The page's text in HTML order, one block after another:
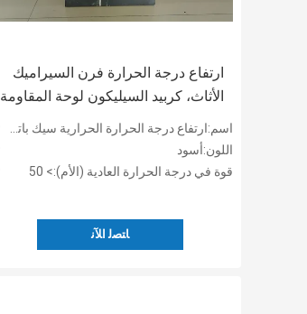
ارتفاع درجة الحرارة فرن السيراميك
الأثاث، كربيد السيليكون لوحة المقاومة
للتآكل
اسم:ارتفاع درجة الحرارة الحرارية سيك باتس المستخدمة لأسطوانات الموقد الأسطوانة
اللون:أسود
قوة في درجة الحرارة العادية (الأم):> 50
ﺎﺘﺼﻟ ﺍﻶﻧ